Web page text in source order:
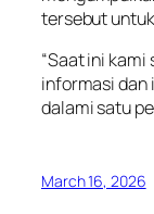
tersebut
“Saat ini
informasi dan
dalami satu
March 16, 2026